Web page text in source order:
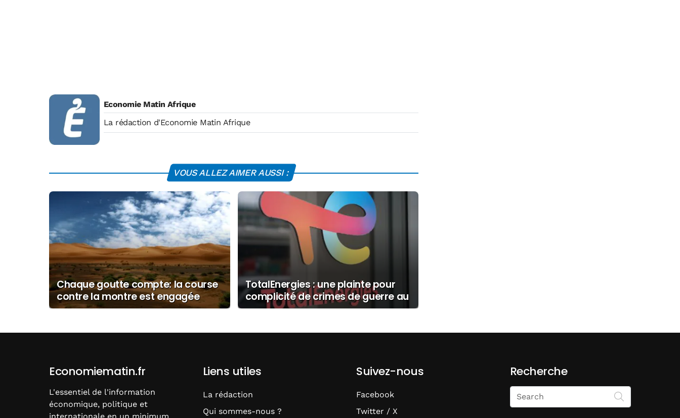
Economie Matin Afrique
La rédaction d'Economie Matin Afrique
VOUS ALLEZ AIMER AUSSI :
Chaque goutte compte: la course
contre la montre est engagée
pour assurer l’avenir de l’eau en
TotalEnergies : une plainte pour
complicité de crimes de guerre au
Mozambique
Economiematin.fr
L'essentiel de l'information
économique, politique et
Liens utiles
La rédaction
Qui sommes-nous ?
Suivez-nous
Facebook
Twitter / X
Recherche
Search
on
Economie